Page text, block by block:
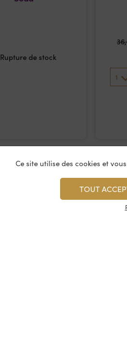
Rupture de stock
1
Ce site utilise des cookies et
TOUT